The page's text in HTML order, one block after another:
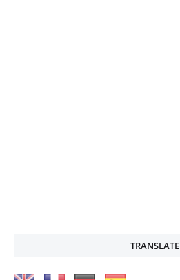
TRANSLATE